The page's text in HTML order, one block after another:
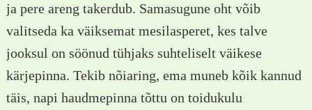
ja pere areng takerdub. Samasugune oht võib
valitseda ka väiksemat mesilasperet, kes talve
jooksul on söönud tühjaks suhteliselt väikese
kärjepinna. Tekib nõiaring, ema muneb kõik kannud
täis, napi haudmepinna tõttu on toidukulu